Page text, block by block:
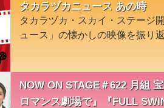
タカラヅカニュース あの時
タカラヅカ・スカイ・ステージ
ュース」の懐かしの映像を振り
NOW ON STAGE＃622 月組
ロマンス劇場で』『FULL